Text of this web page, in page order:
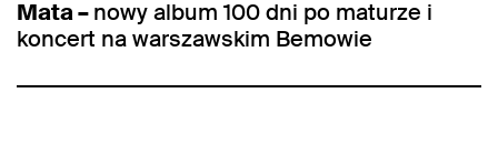
Mata –nowy album 100 dni po maturze i
koncert na warszawskim Bemowie